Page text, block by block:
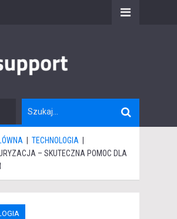
TECHNOLOGIA
– SKUTECZNA POMOC DLA